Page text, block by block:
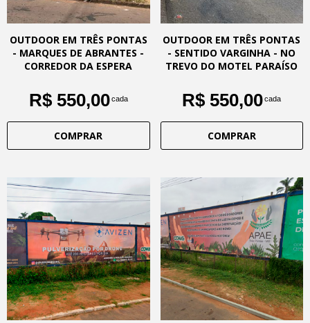
OUTDOOR EM TRÊS PONTAS
- MARQUES DE ABRANTES -
CORREDOR DA ESPERA
R$ 550,00cada
COMPRAR
OUTDOOR EM TRÊS PONTAS
- SENTIDO VARGINHA - NO
TREVO DO MOTEL PARAÍSO
R$ 550,00cada
COMPRAR